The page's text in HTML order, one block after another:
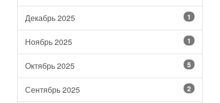
Декабрь 2025 1
Ноябрь 2025 1
Октябрь 2025 5
Сентябрь 2025 2